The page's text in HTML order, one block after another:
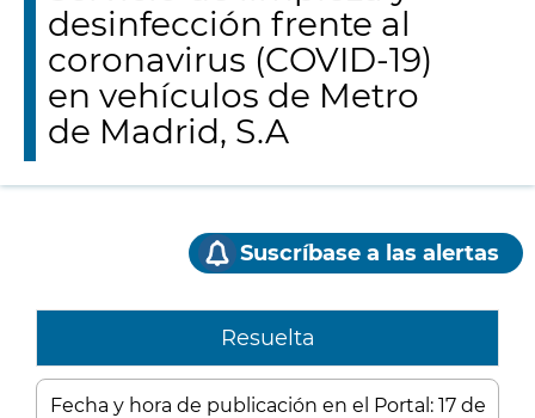
desinfección frente al
coronavirus (COVID-19)
en vehículos de Metro
de Madrid, S.A
Suscríbase a las alertas
Resuelta
Fecha y hora de publicación en el Portal: 17 de